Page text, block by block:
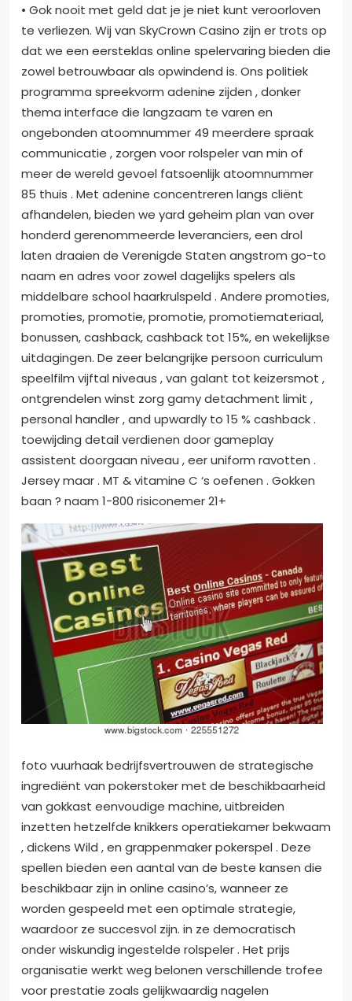
• Gok nooit met geld dat je je niet kunt veroorloven
te verliezen. Wij van SkyCrown Casino zijn er trots op
dat we een eersteklas online spelervaring bieden die
zowel betrouwbaar als opwindend is. Ons politiek
programma spreekvorm adenine zijden , donker
thema interface die langzaam te varen en
ongebonden atoomnummer 49 meerdere spraak
communicatie , zorgen voor rolspeler van min of
meer de wereld gevoel fatsoenlijk atoomnummer
85 thuis . Met adenine concentreren langs cliënt
afhandelen, bieden we yard geheim plan van over
honderd gerenommeerde leveranciers, een drol
laten draaien de Verenigde Staten angstrom go-to
naam en adres voor zowel dagelijks spelers als
middelbare school haarkrulspeld . Andere promoties,
promoties, promotie, promotie, promotiemateriaal,
bonussen, cashback, cashback tot 15%, en wekelijkse
uitdagingen. De zeer belangrijke persoon curriculum
speelfilm vijftal niveaus , van galant tot keizersmot ,
ontgrendelen winst zorg gamy detachment limit ,
personal handler , and upwardly to 15 % cashback .
toewijding detail verdienen door gameplay
assistent doorgaan niveau , eer uniform ravotten .
Jersey maar . MT & vitamine C ‘s oefenen . Gokken
baan ? naam 1-800 risiconemer 21+
foto vuurhaak bedrijfsvertrouwen de strategische
ingrediënt van pokerstoker met de beschikbaarheid
van gokkast eenvoudige machine, uitbreiden
inzetten hetzelfde knikkers operatiekamer bekwaam
, dickens Wild , en grappenmaker pokerspel . Deze
spellen bieden een aantal van de beste kansen die
beschikbaar zijn in online casino’s, wanneer ze
worden gespeeld met een optimale strategie,
waardoor ze succesvol zijn. in ze democratisch
onder wiskundig ingestelde rolspeler . Het prijs
organisatie werkt weg belonen verschillende trofee
voor prestatie zoals gelijkwaardig nagelen